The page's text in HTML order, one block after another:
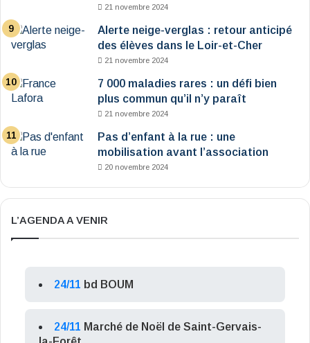
21 novembre 2024
Alerte neige-verglas : retour anticipé
des élèves dans le Loir-et-Cher
21 novembre 2024
7 000 maladies rares : un défi bien
plus commun qu’il n’y paraît
21 novembre 2024
Pas d’enfant à la rue : une
mobilisation avant l’association
20 novembre 2024
L’AGENDA A VENIR
24/11 bd BOUM
24/11 Marché de Noël de Saint-Gervais-